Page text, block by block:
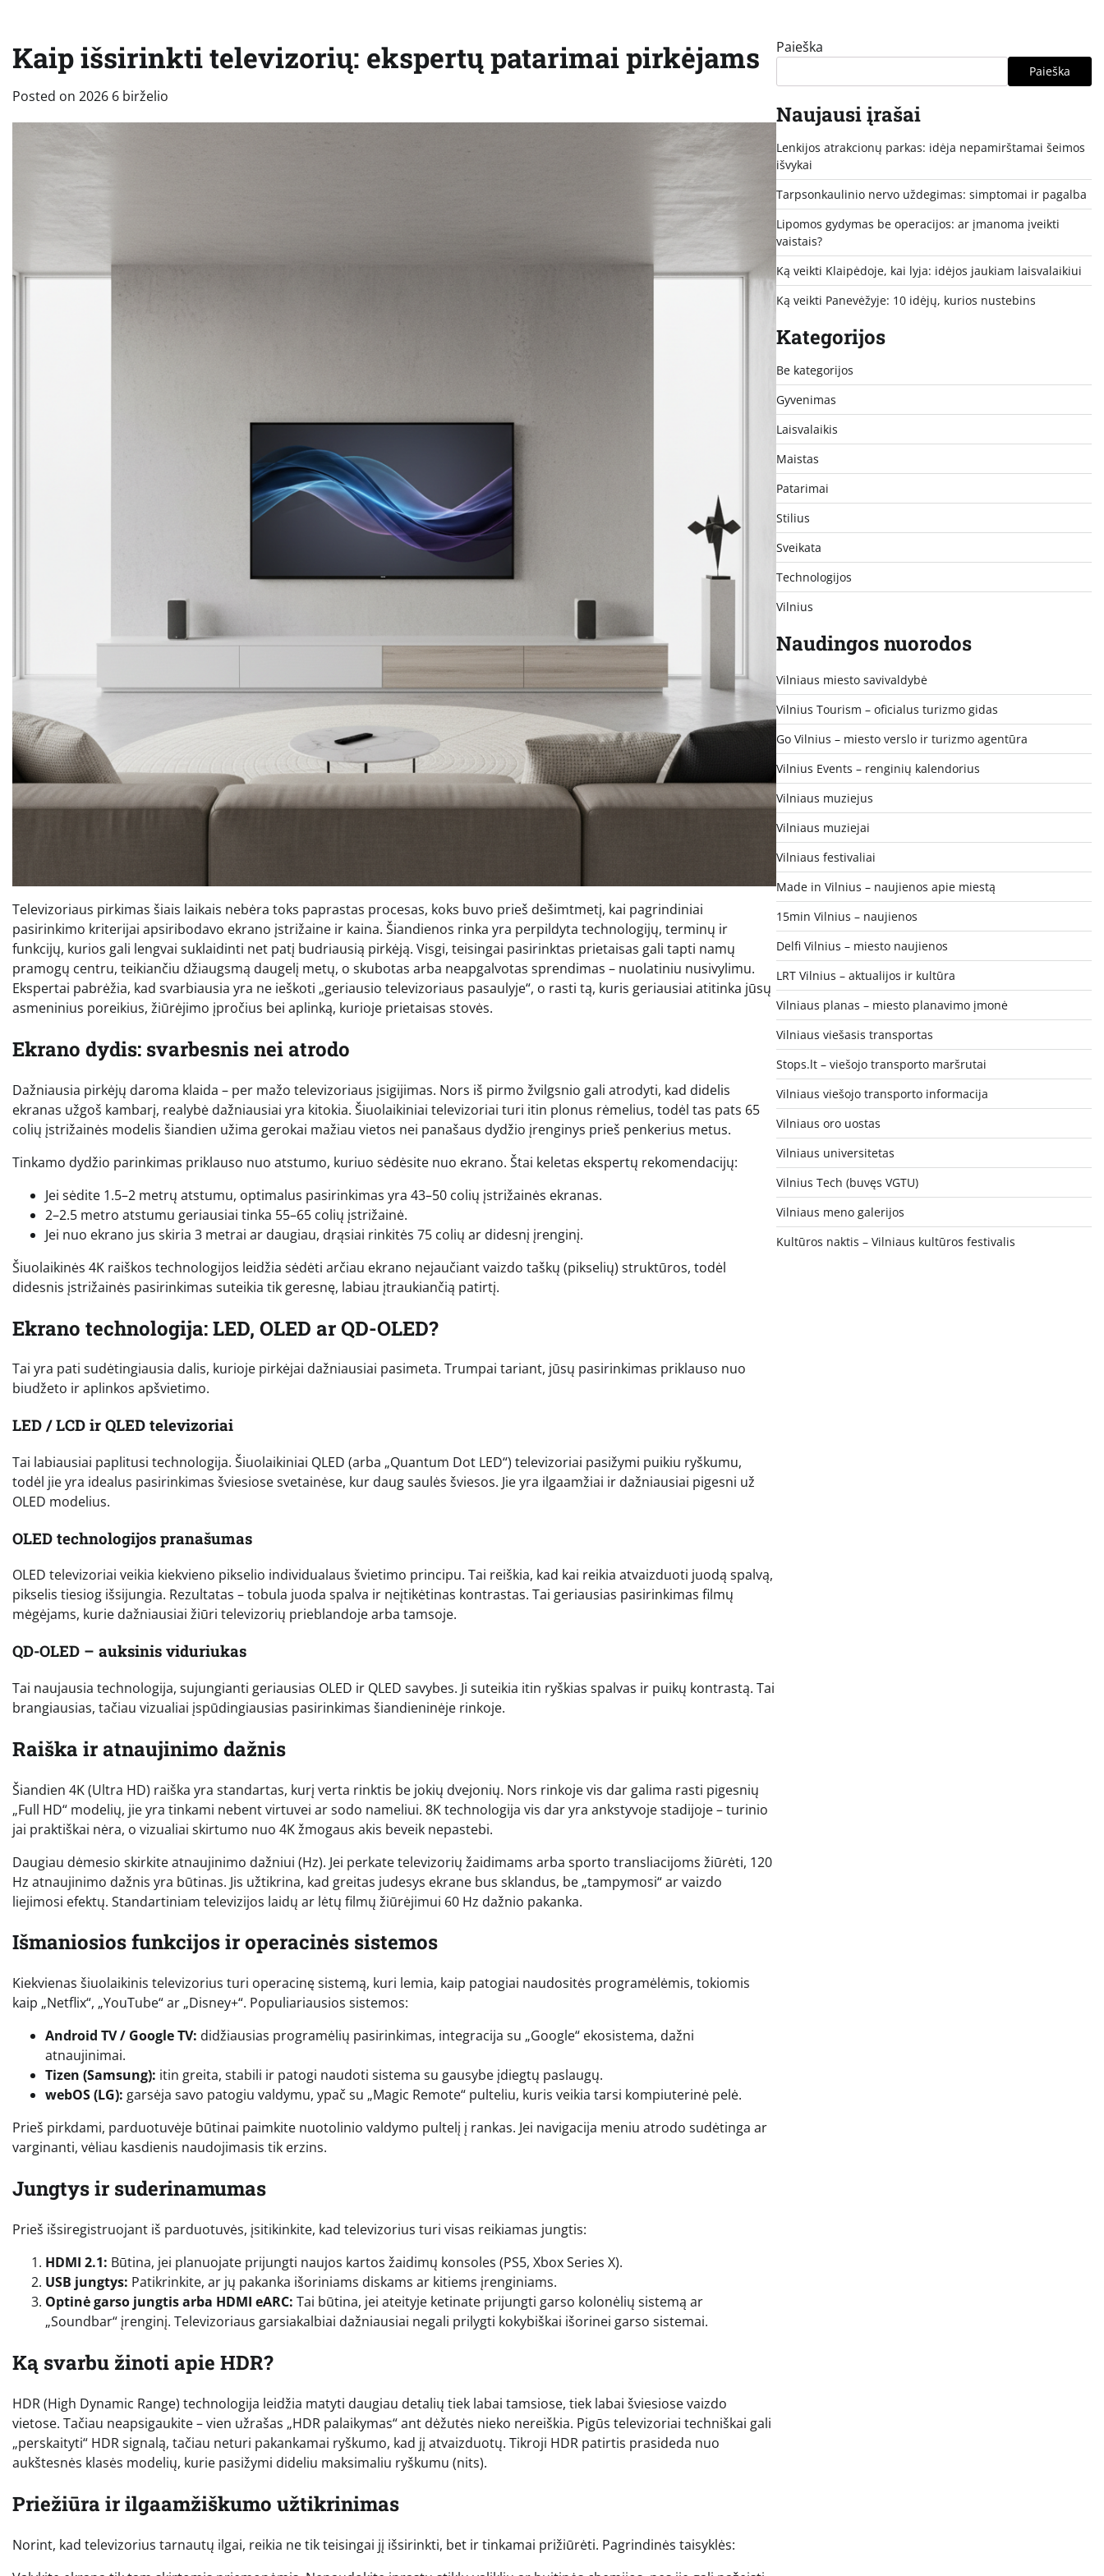
Kaip išsirinkti televizorių: ekspertų patarimai pirkėjams
Posted on 2026 6 birželio
Televizoriaus pirkimas šiais laikais nebėra toks paprastas procesas, koks buvo prieš dešimtmetį, kai pagrindiniai
pasirinkimo kriterijai apsiribodavo ekrano įstrižaine ir kaina. Šiandienos rinka yra perpildyta technologijų, terminų ir
funkcijų, kurios gali lengvai suklaidinti net patį budriausią pirkėją. Visgi, teisingai pasirinktas prietaisas gali tapti namų
pramogų centru, teikiančiu džiaugsmą daugelį metų, o skubotas arba neapgalvotas sprendimas – nuolatiniu nusivylimu.
Ekspertai pabrėžia, kad svarbiausia yra ne ieškoti „geriausio televizoriaus pasaulyje“, o rasti tą, kuris geriausiai atitinka jūsų
asmeninius poreikius, žiūrėjimo įpročius bei aplinką, kurioje prietaisas stovės.
Ekrano dydis: svarbesnis nei atrodo
Dažniausia pirkėjų daroma klaida – per mažo televizoriaus įsigijimas. Nors iš pirmo žvilgsnio gali atrodyti, kad didelis
ekranas užgoš kambarį, realybė dažniausiai yra kitokia. Šiuolaikiniai televizoriai turi itin plonus rėmelius, todėl tas pats 65
colių įstrižainės modelis šiandien užima gerokai mažiau vietos nei panašaus dydžio įrenginys prieš penkerius metus.
Tinkamo dydžio parinkimas priklauso nuo atstumo, kuriuo sėdėsite nuo ekrano. Štai keletas ekspertų rekomendacijų:
Jei sėdite 1.5–2 metrų atstumu, optimalus pasirinkimas yra 43–50 colių įstrižainės ekranas.
2–2.5 metro atstumu geriausiai tinka 55–65 colių įstrižainė.
Jei nuo ekrano jus skiria 3 metrai ar daugiau, drąsiai rinkitės 75 colių ar didesnį įrenginį.
Šiuolaikinės 4K raiškos technologijos leidžia sėdėti arčiau ekrano nejaučiant vaizdo taškų (pikselių) struktūros, todėl
didesnis įstrižainės pasirinkimas suteikia tik geresnę, labiau įtraukiančią patirtį.
Ekrano technologija: LED, OLED ar QD-OLED?
Tai yra pati sudėtingiausia dalis, kurioje pirkėjai dažniausiai pasimeta. Trumpai tariant, jūsų pasirinkimas priklauso nuo
biudžeto ir aplinkos apšvietimo.
LED / LCD ir QLED televizoriai
Tai labiausiai paplitusi technologija. Šiuolaikiniai QLED (arba „Quantum Dot LED“) televizoriai pasižymi puikiu ryškumu,
todėl jie yra idealus pasirinkimas šviesiose svetainėse, kur daug saulės šviesos. Jie yra ilgaamžiai ir dažniausiai pigesni už
OLED modelius.
OLED technologijos pranašumas
OLED televizoriai veikia kiekvieno pikselio individualaus švietimo principu. Tai reiškia, kad kai reikia atvaizduoti juodą spalvą,
pikselis tiesiog išsijungia. Rezultatas – tobula juoda spalva ir neįtikėtinas kontrastas. Tai geriausias pasirinkimas filmų
mėgėjams, kurie dažniausiai žiūri televizorių prieblandoje arba tamsoje.
QD-OLED – auksinis viduriukas
Tai naujausia technologija, sujungianti geriausias OLED ir QLED savybes. Ji suteikia itin ryškias spalvas ir puikų kontrastą. Tai
brangiausias, tačiau vizualiai įspūdingiausias pasirinkimas šiandieninėje rinkoje.
Raiška ir atnaujinimo dažnis
Šiandien 4K (Ultra HD) raiška yra standartas, kurį verta rinktis be jokių dvejonių. Nors rinkoje vis dar galima rasti pigesnių
„Full HD“ modelių, jie yra tinkami nebent virtuvei ar sodo nameliui. 8K technologija vis dar yra ankstyvoje stadijoje – turinio
jai praktiškai nėra, o vizualiai skirtumo nuo 4K žmogaus akis beveik nepastebi.
Daugiau dėmesio skirkite atnaujinimo dažniui (Hz). Jei perkate televizorių žaidimams arba sporto transliacijoms žiūrėti, 120
Hz atnaujinimo dažnis yra būtinas. Jis užtikrina, kad greitas judesys ekrane bus sklandus, be „tampymosi“ ar vaizdo
liejimosi efektų. Standartiniam televizijos laidų ar lėtų filmų žiūrėjimui 60 Hz dažnio pakanka.
Išmaniosios funkcijos ir operacinės sistemos
Kiekvienas šiuolaikinis televizorius turi operacinę sistemą, kuri lemia, kaip patogiai naudositės programėlėmis, tokiomis
kaip „Netflix“, „YouTube“ ar „Disney+“. Populiariausios sistemos:
Android TV / Google TV: didžiausias programėlių pasirinkimas, integracija su „Google“ ekosistema, dažni
atnaujinimai.
Tizen (Samsung): itin greita, stabili ir patogi naudoti sistema su gausybe įdiegtų paslaugų.
webOS (LG): garsėja savo patogiu valdymu, ypač su „Magic Remote“ pulteliu, kuris veikia tarsi kompiuterinė pelė.
Prieš pirkdami, parduotuvėje būtinai paimkite nuotolinio valdymo pultelį į rankas. Jei navigacija meniu atrodo sudėtinga ar
varginanti, vėliau kasdienis naudojimasis tik erzins.
Jungtys ir suderinamumas
Prieš išsiregistruojant iš parduotuvės, įsitikinkite, kad televizorius turi visas reikiamas jungtis:
HDMI 2.1: Būtina, jei planuojate prijungti naujos kartos žaidimų konsoles (PS5, Xbox Series X).
USB jungtys: Patikrinkite, ar jų pakanka išoriniams diskams ar kitiems įrenginiams.
Optinė garso jungtis arba HDMI eARC: Tai būtina, jei ateityje ketinate prijungti garso kolonėlių sistemą ar
„Soundbar“ įrenginį. Televizoriaus garsiakalbiai dažniausiai negali prilygti kokybiškai išorinei garso sistemai.
Ką svarbu žinoti apie HDR?
HDR (High Dynamic Range) technologija leidžia matyti daugiau detalių tiek labai tamsiose, tiek labai šviesiose vaizdo
vietose. Tačiau neapsigaukite – vien užrašas „HDR palaikymas“ ant dėžutės nieko nereiškia. Pigūs televizoriai techniškai gali
„perskaityti“ HDR signalą, tačiau neturi pakankamai ryškumo, kad jį atvaizduotų. Tikroji HDR patirtis prasideda nuo
aukštesnės klasės modelių, kurie pasižymi dideliu maksimaliu ryškumu (nits).
Priežiūra ir ilgaamžiškumo užtikrinimas
Norint, kad televizorius tarnautų ilgai, reikia ne tik teisingai jį išsirinkti, bet ir tinkamai prižiūrėti. Pagrindinės taisyklės:
Paieška
Paieška
Naujausi įrašai
Lenkijos atrakcionų parkas: idėja nepamirštamai šeimos
išvykai
Tarpsonkaulinio nervo uždegimas: simptomai ir pagalba
Lipomos gydymas be operacijos: ar įmanoma įveikti
vaistais?
Ką veikti Klaipėdoje, kai lyja: idėjos jaukiam laisvalaikiui
Ką veikti Panevėžyje: 10 idėjų, kurios nustebins
Kategorijos
Be kategorijos
Gyvenimas
Laisvalaikis
Maistas
Patarimai
Stilius
Sveikata
Technologijos
Vilnius
Naudingos nuorodos
Vilniaus miesto savivaldybė
Vilnius Tourism – oficialus turizmo gidas
Go Vilnius – miesto verslo ir turizmo agentūra
Vilnius Events – renginių kalendorius
Vilniaus muziejus
Vilniaus muziejai
Vilniaus festivaliai
Made in Vilnius – naujienos apie miestą
15min Vilnius – naujienos
Delfi Vilnius – miesto naujienos
LRT Vilnius – aktualijos ir kultūra
Vilniaus planas – miesto planavimo įmonė
Vilniaus viešasis transportas
Stops.lt – viešojo transporto maršrutai
Vilniaus viešojo transporto informacija
Vilniaus oro uostas
Vilniaus universitetas
Vilnius Tech (buvęs VGTU)
Vilniaus meno galerijos
Kultūros naktis – Vilniaus kultūros festivalis